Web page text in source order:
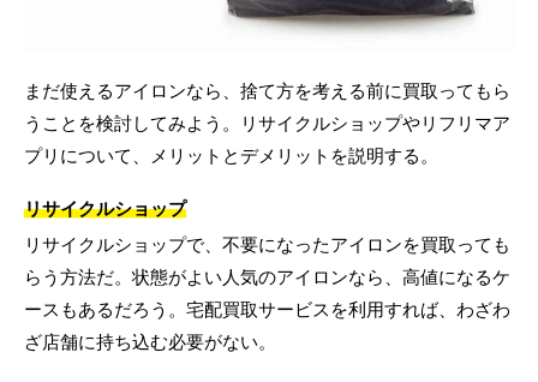
まだ使えるアイロンなら、捨て方を考える前に買取ってもら
うことを検討してみよう。リサイクルショップやリフリマア
プリについて、メリットとデメリットを説明する。
リサイクルショップ
リサイクルショップで、不要になったアイロンを買取っても
らう方法だ。状態がよい人気のアイロンなら、高値になるケ
ースもあるだろう。宅配買取サービスを利用すれば、わざわ
ざ店舗に持ち込む必要がない。